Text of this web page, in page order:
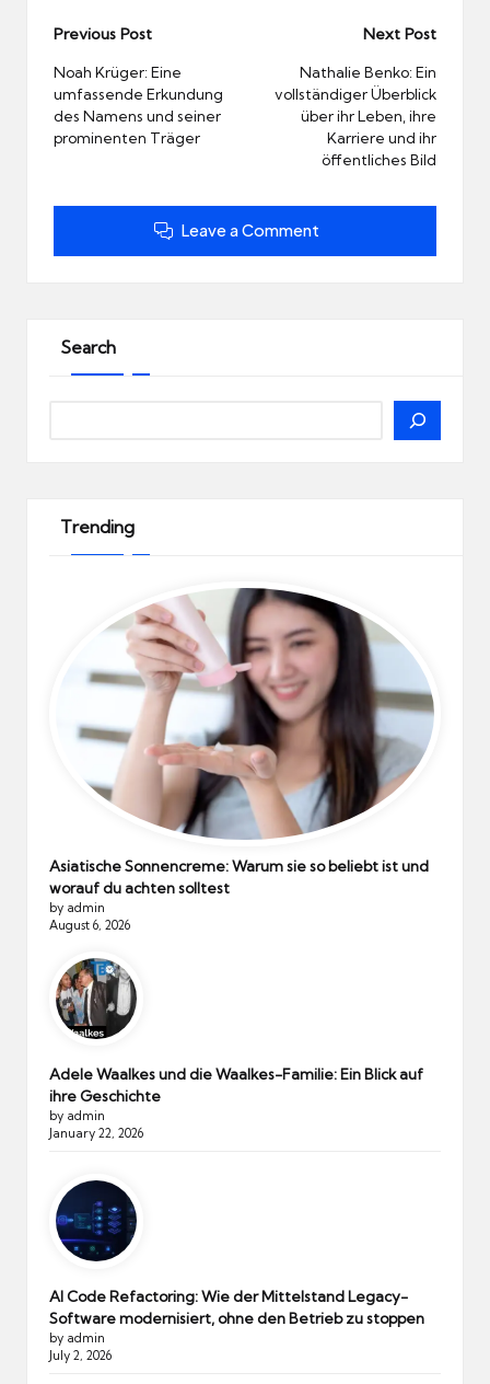
Post
navigation
Previous Post
Noah Krüger: Eine
umfassende Erkundung
des Namens und seiner
prominenten Träger
Next Post
Nathalie Benko: Ein
vollständiger Überblick
über ihr Leben, ihre
Karriere und ihr
öffentliches Bild
Leave a Comment
Search
Trending
Asiatische Sonnencreme: Warum sie so beliebt ist und
worauf du achten solltest
by admin
August 6, 2026
Adele Waalkes und die Waalkes-Familie: Ein Blick auf
ihre Geschichte
by admin
January 22, 2026
AI Code Refactoring: Wie der Mittelstand Legacy-
Software modernisiert, ohne den Betrieb zu stoppen
by admin
July 2, 2026